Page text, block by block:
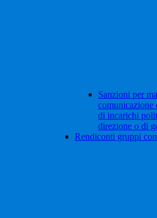
Sanzioni per
comunicazione
di incarichi
direzione o di
Rendiconti gruppi